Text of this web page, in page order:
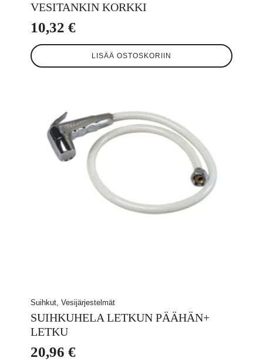
VESITANKIN KORKKI
10,32 €
LISÄÄ OSTOSKORIIN
Suihkut, Vesijärjestelmät
SUIHKUHELA LETKUN PÄÄHÄN+
LETKU
20,96 €